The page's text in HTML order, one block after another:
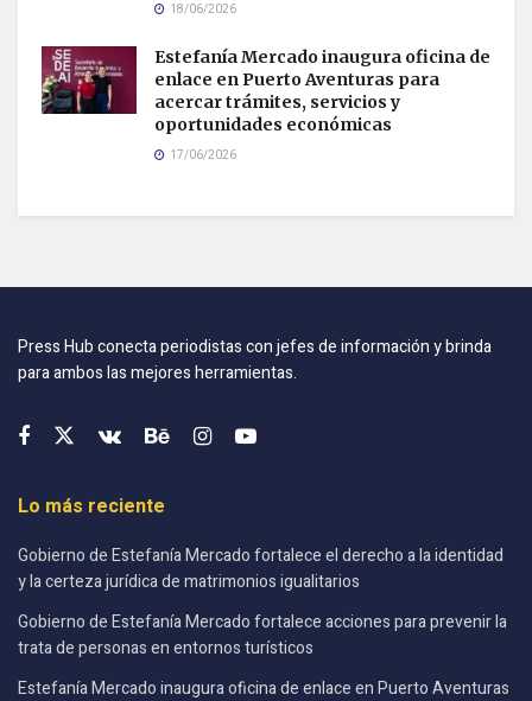
18/06/2026
Estefanía Mercado inaugura oficina de
enlace en Puerto Aventuras para
acercar trámites, servicios y
oportunidades económicas
17/06/2026
Press Hub conecta periodistas con jefes de información y brinda
para ambos las mejores herramientas.
Lo más reciente
Gobierno de Estefanía Mercado fortalece el derecho a la identidad
y la certeza jurídica de matrimonios igualitarios
Gobierno de Estefanía Mercado fortalece acciones para prevenir la
trata de personas en entornos turísticos
Estefanía Mercado inaugura oficina de enlace en Puerto Aventuras